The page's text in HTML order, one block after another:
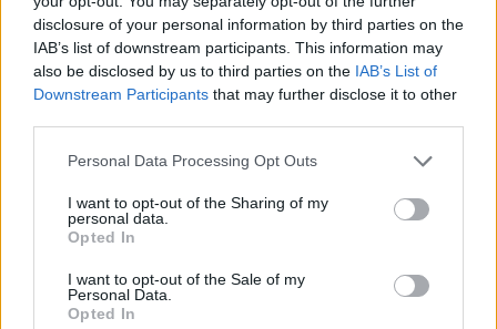
disclosure of your personal information by third parties on the
IAB’s list of downstream participants. This information may
also be disclosed by us to third parties on the IAB’s List of
Downstream Participants that may further disclose it to other
Personal Data Processing Opt Outs
I want to opt-out of the Sharing of my
personal data.
Opted In
I want to opt-out of the Sale of my
Personal Data.
Opted In
intialainen ruoka,laskuvarjohyppy,ruoka
meksikolainen,ruoka turkkilainen, tennis,
thaimaalainen ruoka,vuorikiipeilytai laajemmin
samasta aihealueestaMatkailu-osioistamme.
Ilmoita virheestä ·Tietoa meistä